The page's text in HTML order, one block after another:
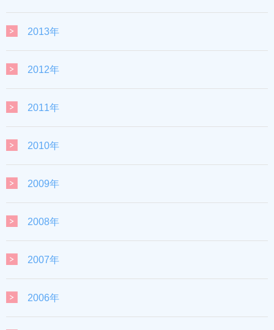
2013年
2012年
2011年
2010年
2009年
2008年
2007年
2006年